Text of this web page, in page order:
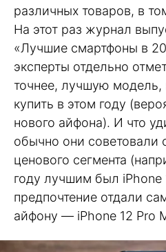
различных товаров, в
На этот раз журнал
«Лучшие смартфоны в
эксперты отдельно
точнее, лучшую модель,
купить в этом году
нового айфона). И что
обычно они советовали
ценового сегмента
году лучшим был iPhone
предпочтение отдали
айфону — iPhone 12 Pro